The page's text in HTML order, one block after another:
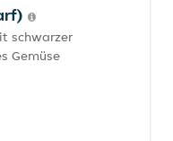
schwarzer
Gemüse